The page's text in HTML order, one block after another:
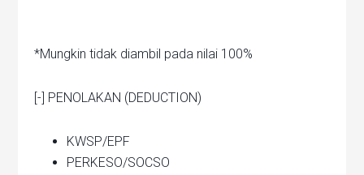
*Mungkin tidak diambil pada nilai 100%
[-] PENOLAKAN (DEDUCTION)
KWSP/EPF
PERKESO/SOCSO